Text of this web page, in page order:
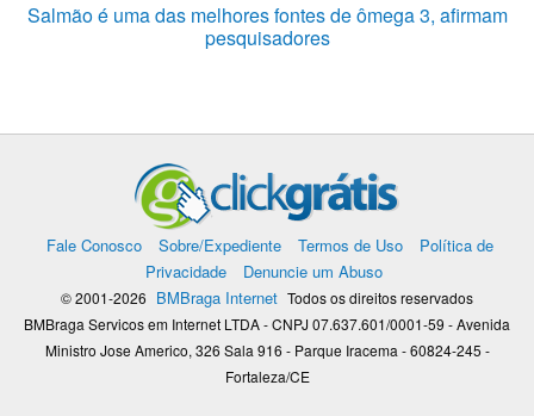
Salmão é uma das melhores fontes de ômega 3, afirmam
pesquisadores
Fale Conosco Sobre/Expediente Termos de Uso
Política de
Privacidade
Denuncie um Abuso
© 2001-2026 BMBraga Internet Todos os direitos reservados
BMBraga Servicos em Internet LTDA - CNPJ 07.637.601/0001-59 - Avenida
Ministro Jose Americo, 326 Sala 916 - Parque Iracema - 60824-245 -
Fortaleza/CE